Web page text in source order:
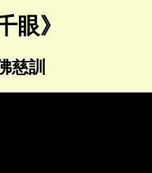
眼》
慈訓